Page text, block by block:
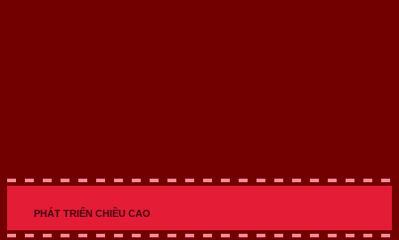
PHÁT TRIỂN CHIỀU CAO